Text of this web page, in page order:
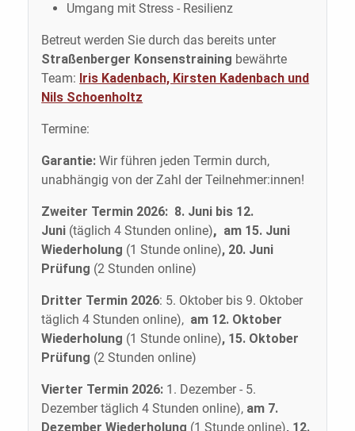
Umgang mit Stress - Resilienz
Betreut werden Sie durch das bereits unter
Straßenberger Konsenstraining bewährte
Team: Iris Kadenbach, Kirsten Kadenbach und
Nils Schoenholtz
Termine:
Garantie:Wir führen jeden Termin durch,
unabhängig von der Zahl der Teilnehmer:innen!
Zweiter Termin 2026: 8. Juni bis 12.
Juni (täglich 4 Stunden online), am 15. Juni
Wiederholung (1 Stunde online), 20. Juni
Prüfung (2 Stunden online)
Dritter Termin 2026: 5. Oktober bis 9. Oktober
täglich 4 Stunden online), am 12. Oktober
Wiederholung (1 Stunde online), 15. Oktober
Prüfung (2 Stunden online)
Vierter Termin 2026: 1. Dezember - 5.
Dezember täglich 4 Stunden online), am 7.
Dezember Wiederholung (1 Stunde online), 12.